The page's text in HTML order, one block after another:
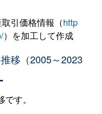
野 徒歩45分
野
大野
引価格情報（http
）を加工して作成
移（2005～2023
す。